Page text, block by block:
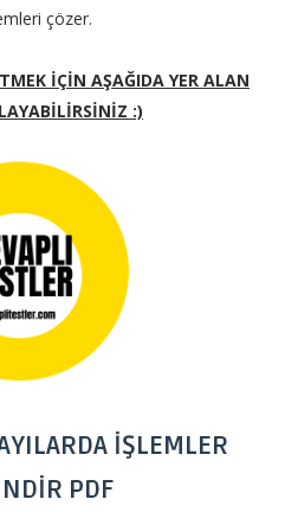
çözer.
İÇİN AŞAĞIDA YER ALAN
:)
İŞLEMLER
PDF